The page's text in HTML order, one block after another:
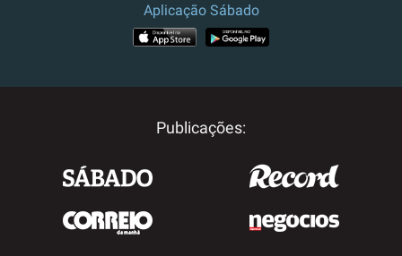
Aplicação Sábado
Publicações: